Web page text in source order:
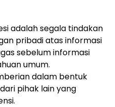
adalah segala tindakan
pribadi atas informasi
sebelum informasi
umum.
dalam bentuk
pihak lain yang